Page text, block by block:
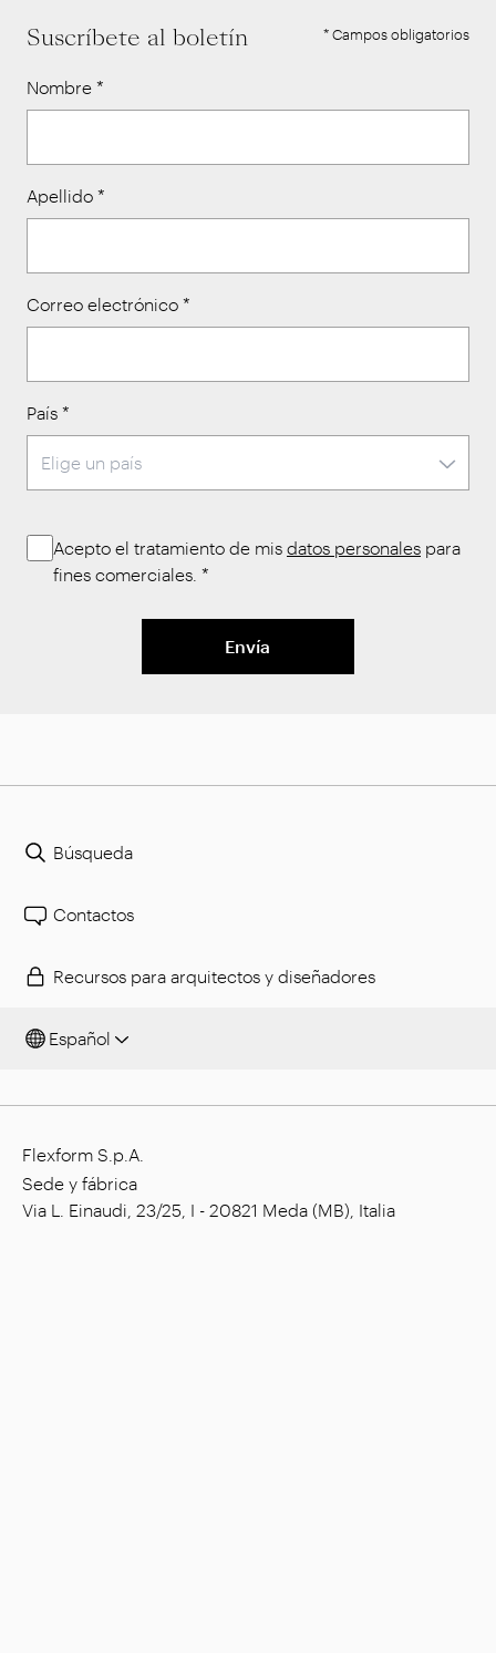
Suscríbete al boletín * Campos obligatorios
Nombre *
Apellido *
Correo electrónico *
País *
Acepto el tratamiento de mis datos personales para
fines comerciales. *
Envía
Búsqueda
Contactos
Recursos para arquitectos y diseñadores
Español
Flexform S.p.A.
Sede y fábrica
Via L. Einaudi, 23/25, I - 20821 Meda (MB), Italia